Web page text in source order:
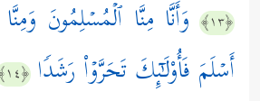
﴿١٣﴾
وَأَنَّا مِنَّا ٱلۡمُسۡلِمُونَ
أَسۡلَمَ فَأُوْلَـٰۤىِٕكَ تَحَرَّوۡاْ رَشَدࣰا ﴿١٤﴾